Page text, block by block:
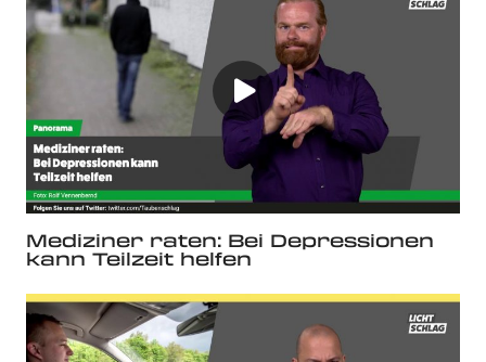
Mediziner raten: Bei Depressionen
kann Teilzeit helfen